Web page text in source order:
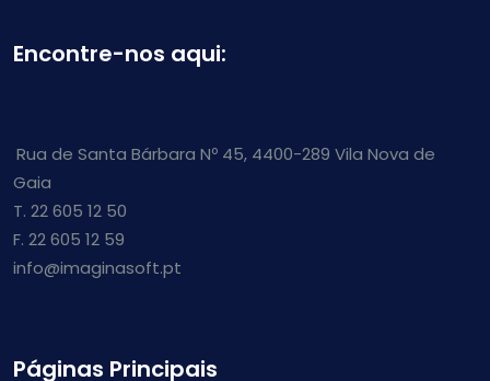
Encontre-nos aqui:
Rua de Santa Bárbara Nº 45, 4400-289 Vila Nova de
Gaia
T. 22 605 12 50
F. 22 605 12 59
info@imaginasoft.pt
Páginas Principais